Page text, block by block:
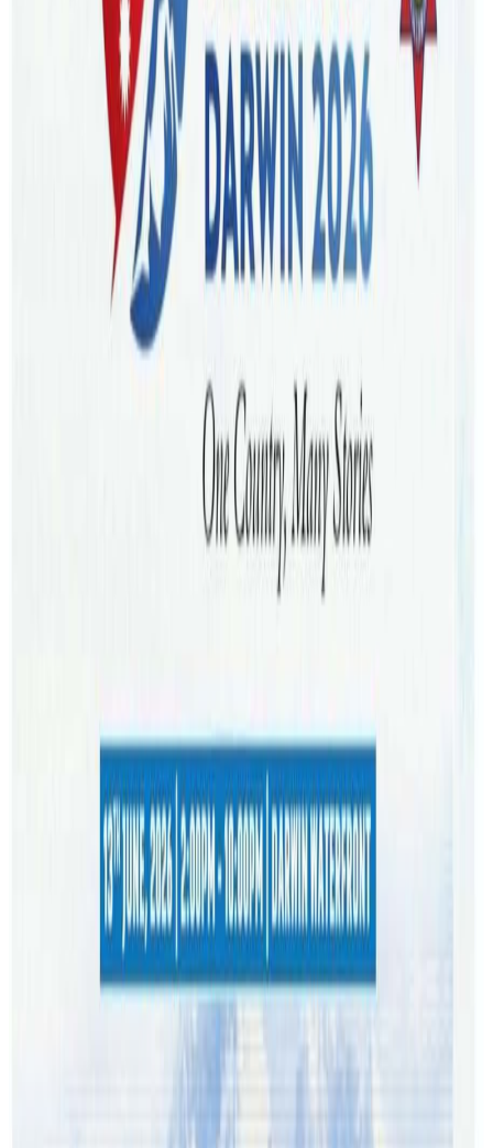
काठमाडौं । अष्ट्रेलियाको सिड्नीमा जनवरी २ तारिखबाट ‘धर्म जागरण
महासत्संग’ धार्मिक–सांस्कृतिक महोत्सव आयोजना हुने भएको छ ।
सिड्नीस्थित ग्रान्ड प्यालेस रिसेप्सनमा आयोजना हुने धार्मिक
महोत्सवमा अन्तर्राष्ट्रिय ख्यातिप्राप्त कथा वाचिका राधिका दासी जीको
विशेष कथा प्रवचन रहनेछ।
जनवरी २, ३ र ४ तारिखमा तीन दिनसम्म सञ्चालन हुने धार्मिक–
सांस्कृतिक महोत्सवको शुभारम्भ सनातन हिन्दू परम्परा र संस्कारलाई
जीवन्त बनाउने कलश यात्राबाट गरिने आयोजकले जानएको छ ।
कलश यात्रा 45 Macquarie Rd, Auburn बाट बिहान ९:३० बजे सुरु
कार्यक्रममा गुरु डा. भोलानाथ योगी, आचार्य राजन शर्मालगायत नेपाल
कथा प्रवचनसँगै भजन–कीर्तन, सांस्कृतिक प्रस्तुति र धार्मिक
संवादमार्फत सनातन हिन्दू धर्मको संरक्षण र वैदिक संस्कृतिको प्रवर्द्धन
गर्नु रहेको योगी नरहरिनाथ वैदिक सनातन हिन्दू संस्कार प्रतिष्ठान तथा
अष्ट्रेलिया फाउन्डेसनका अध्यक्ष नारायण शास्त्री पन्थीले जानकारि
दिनुभएको छ ।
महासत्संग प्रवासी नेपाली तथा हिन्दू समुदायका लागि धर्म, संस्कार र
सांस्कृतिक पहिचानलाई जीवन्त राख्ने एक महत्वपूर्ण अभियान भएको र
यसलाई निरन्तरता दिने जनाइएको छ । प्रतिष्ठान र अष्ट्रेलिया
नेपाली, भारतीय तथा अन्य हिन्दू समुदायबीच धार्मिक एकता,